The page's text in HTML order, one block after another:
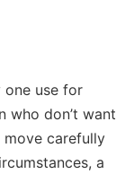
one use for
who don’t want
carefully
a